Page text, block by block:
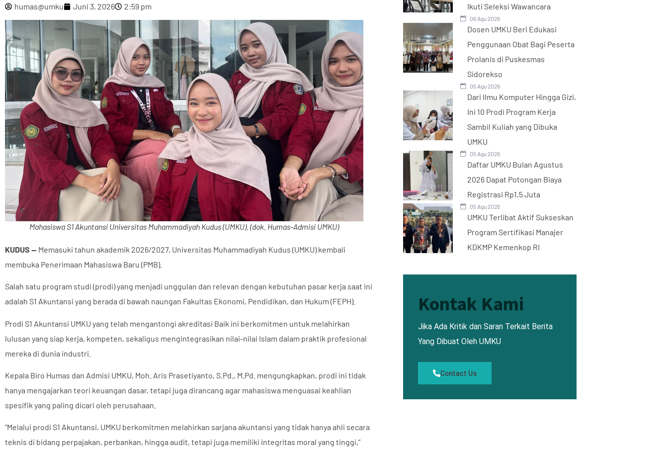
humas@umku Juni 3, 2026 2:59 pm
Mahasiswa S1 Akuntansi Universitas Muhammadiyah Kudus (UMKU). (dok. Humas-Admisi UMKU)
KUDUS — Memasuki tahun akademik 2026/2027, Universitas Muhammadiyah Kudus (UMKU) kembali
membuka Penerimaan Mahasiswa Baru (PMB).
Salah satu program studi (prodi) yang menjadi unggulan dan relevan dengan kebutuhan pasar kerja saat ini
adalah S1 Akuntansi yang berada di bawah naungan Fakultas Ekonomi, Pendidikan, dan Hukum (FEPH).
Prodi S1 Akuntansi UMKU yang telah mengantongi akreditasi Baik ini berkomitmen untuk melahirkan
lulusan yang siap kerja, kompeten, sekaligus mengintegrasikan nilai-nilai Islam dalam praktik profesional
mereka di dunia industri.
Kepala Biro Humas dan Admisi UMKU, Moh. Aris Prasetiyanto, S.Pd., M.Pd. mengungkapkan, prodi ini tidak
hanya mengajarkan teori keuangan dasar, tetapi juga dirancang agar mahasiswa menguasai keahlian
spesifik yang paling dicari oleh perusahaan.
“Melalui prodi S1 Akuntansi, UMKU berkomitmen melahirkan sarjana akuntansi yang tidak hanya ahli secara
teknis di bidang perpajakan, perbankan, hingga audit, tetapi juga memiliki integritas moral yang tinggi,”
Ikuti Seleksi Wawancara
06 Agu 2026
Dosen UMKU Beri Edukasi
Penggunaan Obat Bagi Peserta
Prolanis di Puskesmas
Sidorekso
05 Agu 2026
Dari Ilmu Komputer Hingga Gizi,
Ini 10 Prodi Program Kerja
Sambil Kuliah yang Dibuka
UMKU
05 Agu 2026
Daftar UMKU Bulan Agustus
2026 Dapat Potongan Biaya
Registrasi Rp1,5 Juta
05 Agu 2026
UMKU Terlibat Aktif Sukseskan
Program Sertifikasi Manajer
KDKMP Kemenkop RI
Kontak Kami
Jika Ada Kritik dan Saran Terkait Berita
Yang Dibuat Oleh UMKU
Contact Us